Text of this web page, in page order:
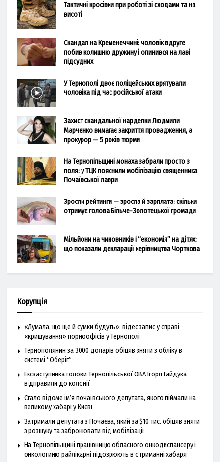
Тактичні кросівки при роботі зі сходами та на
висоті
Скандал на Кременеччині: чоловік вдруге
побив колишню дружину і опинився на лаві
підсудних
У Тернополі двоє поліцейських врятували
чоловіка під час російської атаки
Захист скандальної нардепки Людмили
Марченко вимагає закриття провадження, а
прокурор — 5 років тюрми
На Тернопільщині монаха забрали просто з
поля: у ТЦК пояснили мобілізацію священника
Почаївської лаври
Зросли рейтинги — зросла й зарплата: скільки
отримує голова Більче-Золотецької громади
Мільйони на чиновників і “економія” на дітях:
що показали декларації керівництва Чорткова
Корупція
«Думала, що ще й сумки будуть»: відеозапис у справі
«кришування» порноофісів у Тернополі
Тернополянин за 3000 доларів обіцяв зняти з обліку в
системі “Оберіг”
Ексзаступника голови Тернопільської ОВА Ігоря Гайдука
відправили до колонії
Стало відоме ім’я почаївського депутата, якого піймали на
великому хабарі у Києві
Затримали депутата з Почаєва, який за $10 тис. обіцяв зняти
з розшуку та забронювати від мобілізації
На Тернопільщині працівницю обласного онкодиспансеру і
онкологиню райлікарні підозрюють в отриманні хабаря